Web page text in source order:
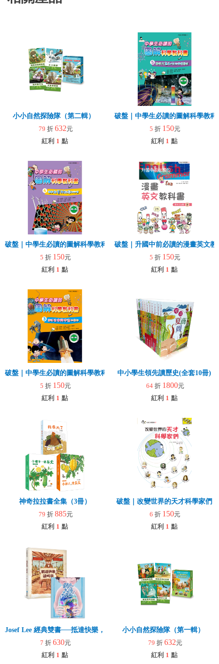
小小自然探險隊（第二輯）
79 折 632元
紅利 1 點
破盤｜中學生必讀的圖解科學教
5 折 150元
紅利 1 點
破盤｜中學生必讀的圖解科學教科書4 揭開能量與能源的祕密
5 折 150元
紅利 1 點
破盤｜升國中前必讀的漫畫英文
5 折 150元
紅利 1 點
破盤｜中學生必讀的圖解科學教科書3 發現生命與宇宙的奧祕
5 折 150元
紅利 1 點
中小學生領先讀歷史(全套10冊)
64 折 1800元
紅利 1 點
神奇拉拉書全集（3冊）
79 折 885元
紅利 1 點
破盤｜改變世界的天才科學家們
6 折 150元
紅利 1 點
Josef Lee 經典雙書──抵達快樂，請叫我+捕捉大海的男孩
7 折 630元
紅利 1 點
小小自然探險隊（第一輯）
79 折 632元
紅利 1 點